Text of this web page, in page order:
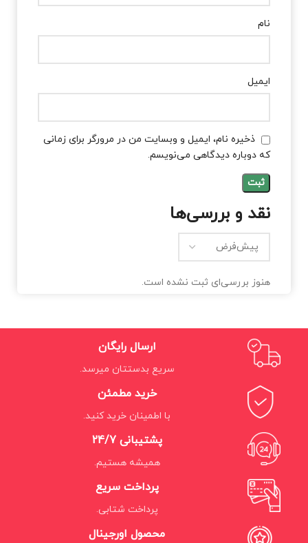
نقد و بررسی‌ها
هنوز بررسی‌ای ثبت نشده است.
نام
ایمیل
ذخیره نام، ایمیل و وبسایت من در مرورگر برای زمانی
که دوباره دیدگاهی می‌نویسم.
ارسال رایگان
سریع بدستتان میرسد.
خرید مطمئن
با اطمینان خرید کنید.
پشتیبانی 24/7
همیشه هستیم.
پرداخت سریع
پرداخت شتابی.
محصول اورجینال